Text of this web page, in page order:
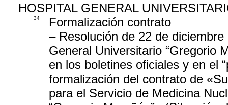
HOSPITAL GENERAL
34
Formalización contrato
– Resolución de 22 de
General Universitario “Gregorio
en los boletines oficiales y en el
formalización del contrato de
para el Servicio de Medicina